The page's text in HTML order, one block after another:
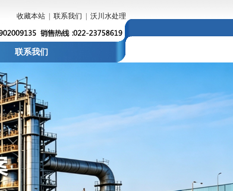
收藏本站 联系我们 沃川水处理
联系我们